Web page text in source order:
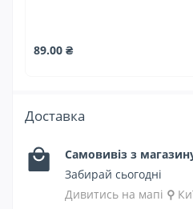
89.00 ₴
Доставка
Самовивіз з
Забирай сьогодні
Дивитись на мапі ⚲